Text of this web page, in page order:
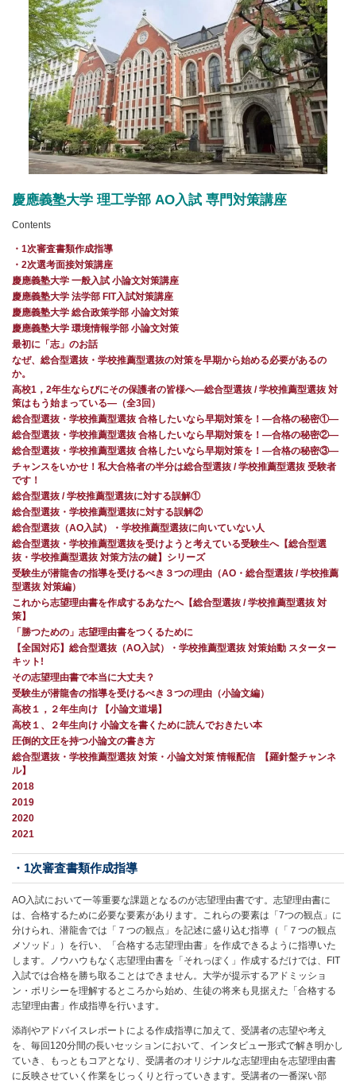
慶應義塾大学 理工学部 AO入試 専門対策講座
Contents
・1次審査書類作成指導
・2次選考面接対策講座
慶應義塾大学 一般入試 小論文対策講座
慶應義塾大学 法学部 FIT入試対策講座
慶應義塾大学 総合政策学部 小論文対策
慶應義塾大学 環境情報学部 小論文対策
最初に「志」のお話
なぜ、総合型選抜・学校推薦型選抜の対策を早期から始める必要があるの
か。
高校1，2年生ならびにその保護者の皆様へ―総合型選抜 / 学校推薦型選抜 対
策はもう始まっている―（全3回）
総合型選抜・学校推薦型選抜 合格したいなら早期対策を！—合格の秘密①—
総合型選抜・学校推薦型選抜 合格したいなら早期対策を！—合格の秘密②—
総合型選抜・学校推薦型選抜 合格したいなら早期対策を！—合格の秘密③—
チャンスをいかせ！私大合格者の半分は総合型選抜 / 学校推薦型選抜 受験者
です！
総合型選抜 / 学校推薦型選抜に対する誤解①
総合型選抜・学校推薦型選抜に対する誤解②
総合型選抜（AO入試）・学校推薦型選抜に向いていない人
総合型選抜・学校推薦型選抜を受けようと考えている受験生へ【総合型選
抜・学校推薦型選抜 対策方法の鍵】シリーズ
受験生が潜龍舎の指導を受けるべき３つの理由（AO・総合型選抜 / 学校推薦
型選抜 対策編）
これから志望理由書を作成するあなたへ【総合型選抜 / 学校推薦型選抜 対
策】
「勝つための」志望理由書をつくるために
【全国対応】総合型選抜（AO入試）・学校推薦型選抜 対策始動 スターター
キット!
その志望理由書で本当に大丈夫？
受験生が潜龍舎の指導を受けるべき３つの理由（小論文編）
高校１，２年生向け 【小論文道場】
高校１、２年生向け 小論文を書くために読んでおきたい本
圧倒的文圧を持つ小論文の書き方
総合型選抜・学校推薦型選抜 対策・小論文対策 情報配信 【羅針盤チャンネ
ル】
2018
2019
2020
2021
・1次審査書類作成指導
AO入試において一等重要な課題となるのが志望理由書です。志望理由書に
は、合格するために必要な要素があります。これらの要素は「7つの観点」に
分けられ、潜龍舎では「７つの観点」を記述に盛り込む指導（「７つの観点
メソッド」）を行い、「合格する志望理由書」を作成できるように指導いた
します。ノウハウもなく志望理由書を「それっぽく」作成するだけでは、FIT
入試では合格を勝ち取ることはできません。大学が提示するアドミッショ
ン・ポリシーを理解するところから始め、生徒の将来も見据えた「合格する
志望理由書」作成指導を行います。
添削やアドバイスレポートによる作成指導に加えて、受講者の志望や考え
を、毎回120分間の長いセッションにおいて、インタビュー形式で解き明かし
ていき、もっともコアとなり、受講者のオリジナルな志望理由を志望理由書
に反映させていく作業をじっくりと行っていきます。受講者の一番深い部